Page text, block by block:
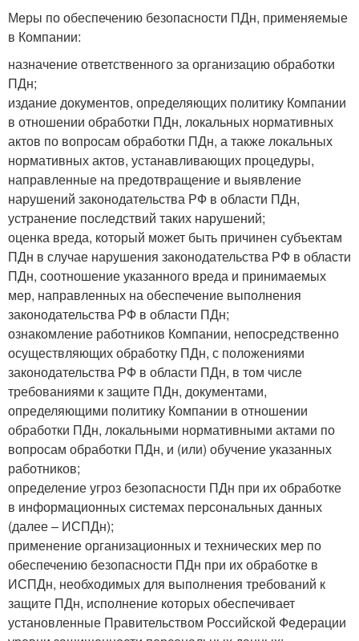
Меры по обеспечению безопасности ПДн, применяемые
в Компании:
назначение ответственного за организацию обработки
ПДн;
издание документов, определяющих политику Компании
в отношении обработки ПДн, локальных нормативных
актов по вопросам обработки ПДн, а также локальных
нормативных актов, устанавливающих процедуры,
направленные на предотвращение и выявление
нарушений законодательства РФ в области ПДн,
устранение последствий таких нарушений;
оценка вреда, который может быть причинен субъектам
ПДн в случае нарушения законодательства РФ в области
ПДн, соотношение указанного вреда и принимаемых
мер, направленных на обеспечение выполнения
законодательства РФ в области ПДн;
ознакомление работников Компании, непосредственно
осуществляющих обработку ПДн, с положениями
законодательства РФ в области ПДн, в том числе
требованиями к защите ПДн, документами,
определяющими политику Компании в отношении
обработки ПДн, локальными нормативными актами по
вопросам обработки ПДн, и (или) обучение указанных
работников;
определение угроз безопасности ПДн при их обработке
в информационных системах персональных данных
(далее – ИСПДн);
применение организационных и технических мер по
обеспечению безопасности ПДн при их обработке в
ИСПДн, необходимых для выполнения требований к
защите ПДн, исполнение которых обеспечивает
установленные Правительством Российской Федерации